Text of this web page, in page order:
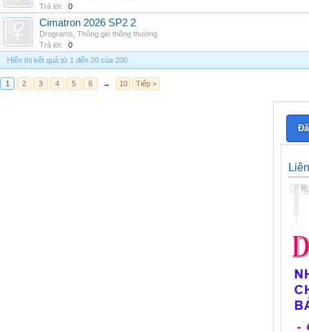
Trả lời:
0
Cimatron 2026 SP2 2
Drograms Thông gió thông thường
Trả lời:
0
Hiển thị kết quả từ 1 đến 20 của 200
1 2 3 4 5 6 → 10 Tiếp >